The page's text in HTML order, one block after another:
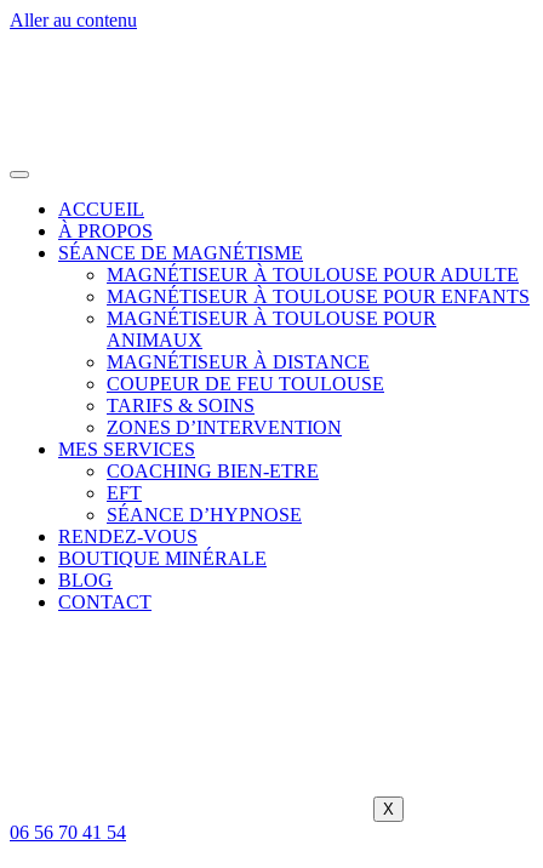
Aller au contenu
ACCUEIL
À PROPOS
SÉANCE DE MAGNÉTISME
MAGNÉTISEUR À TOULOUSE POUR ADULTE
MAGNÉTISEUR À TOULOUSE POUR ENFANTS
MAGNÉTISEUR À TOULOUSE POUR
ANIMAUX
MAGNÉTISEUR À DISTANCE
COUPEUR DE FEU TOULOUSE
TARIFS & SOINS
ZONES D’INTERVENTION
MES SERVICES
COACHING BIEN-ETRE
EFT
SÉANCE D’HYPNOSE
RENDEZ-VOUS
BOUTIQUE MINÉRALE
BLOG
CONTACT
X
06 56 70 41 54